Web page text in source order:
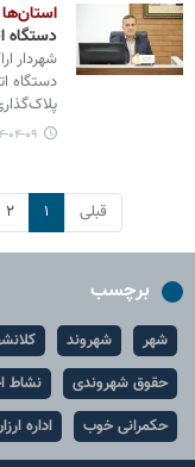
استان‌ها
دستگاه
دستگاه
۱۴۰۴-۰۴-
قبلی ۱ ۲
برچسب
شهر شهروند
حقوق شهروندی
نشاط
حکمرانی خوب
اداره